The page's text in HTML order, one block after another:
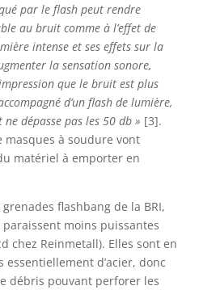
par le flash peut rendre
au bruit comme à l’effet de
intense et ses effets sur la
la sensation sonore,
que le bruit est plus
d’un flash de lumière,
dépasse pas les 50 db » [3].
masques à soudure vont
matériel à emporter en
flashbang de la BRI,
paraissent moins puissantes
chez Reinmetall). Elles sont en
essentiellement d’acier, donc
débris pouvant perforer les